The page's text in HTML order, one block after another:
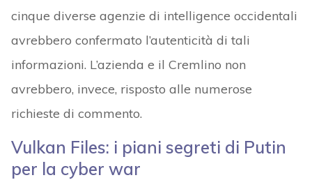
cinque diverse agenzie di intelligence occidentali
avrebbero confermato l’autenticità di tali
informazioni. L’azienda e il Cremlino non
avrebbero, invece, risposto alle numerose
richieste di commento.
Vulkan Files: i piani segreti di Putin
per la cyber war